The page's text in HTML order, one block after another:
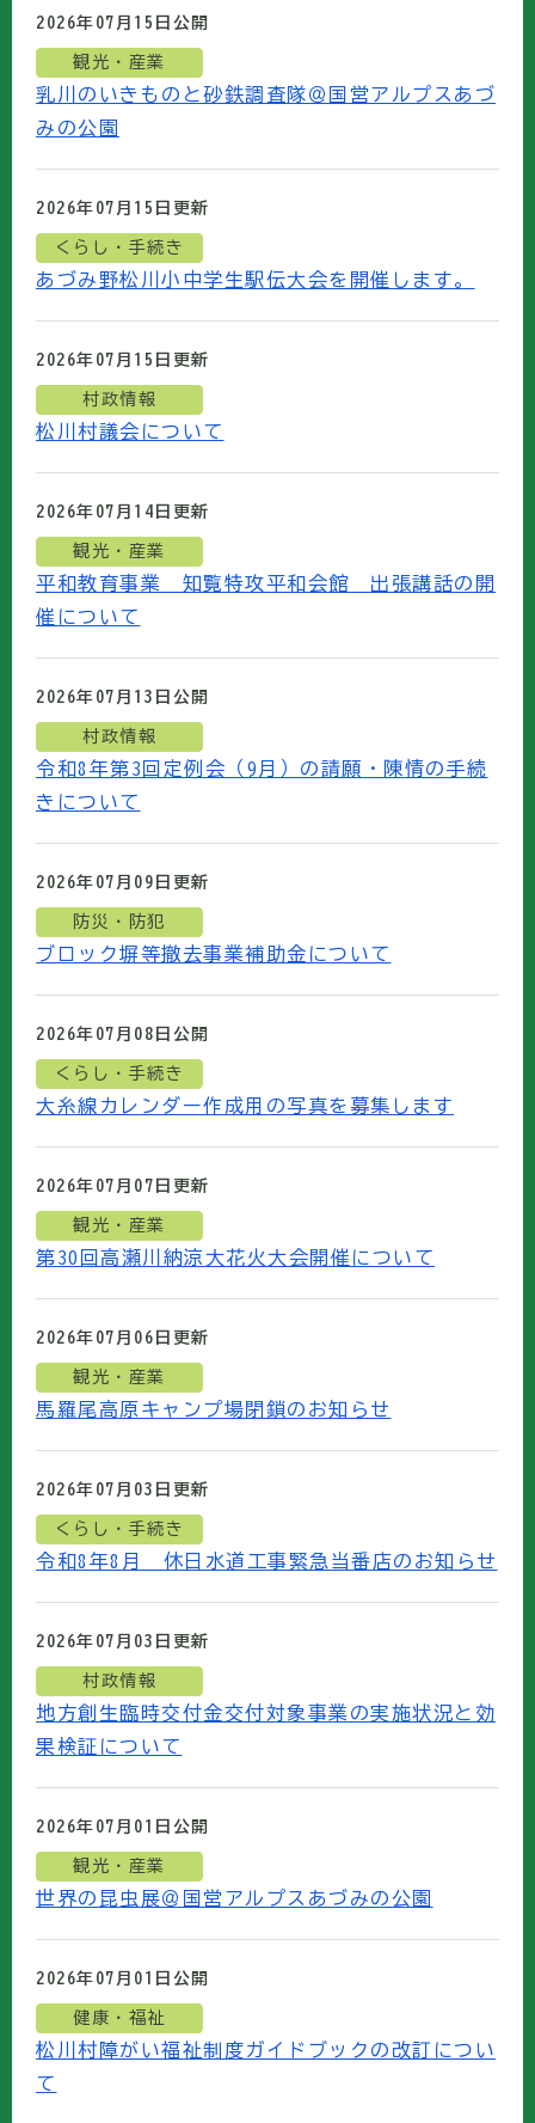
2026年07月15日 公開
観光・産業
乳川のいきものと砂鉄調査隊＠国営アルプスあづ
みの公園
2026年07月15日 更新
くらし・手続き
あづみ野松川小中学生駅伝大会を開催します。
2026年07月15日 更新
村政情報
松川村議会について
2026年07月14日 更新
観光・産業
平和教育事業 知覧特攻平和会館 出張講話の開
催について
2026年07月13日 公開
村政情報
令和8年第3回定例会（9月）の請願・陳情の手続
きについて
2026年07月09日 更新
防災・防犯
ブロック塀等撤去事業補助金について
2026年07月08日 公開
くらし・手続き
大糸線カレンダー作成用の写真を募集します
2026年07月07日 更新
観光・産業
第30回高瀬川納涼大花火大会開催について
2026年07月06日 更新
観光・産業
馬羅尾高原キャンプ場閉鎖のお知らせ
2026年07月03日 更新
くらし・手続き
令和8年8月 休日水道工事緊急当番店のお知らせ
2026年07月03日 更新
村政情報
地方創生臨時交付金交付対象事業の実施状況と効
果検証について
2026年07月01日 公開
観光・産業
世界の昆虫展＠国営アルプスあづみの公園
2026年07月01日 公開
健康・福祉
松川村障がい福祉制度ガイドブックの改訂につい
て